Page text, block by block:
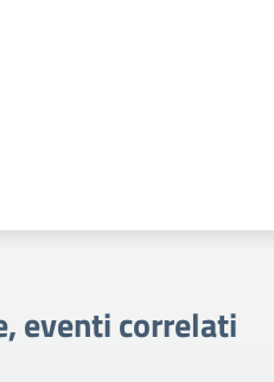
eventi correlati